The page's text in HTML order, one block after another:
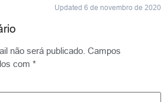
Updated 6 de novembro de 2020
não será publicado. Campos
com *